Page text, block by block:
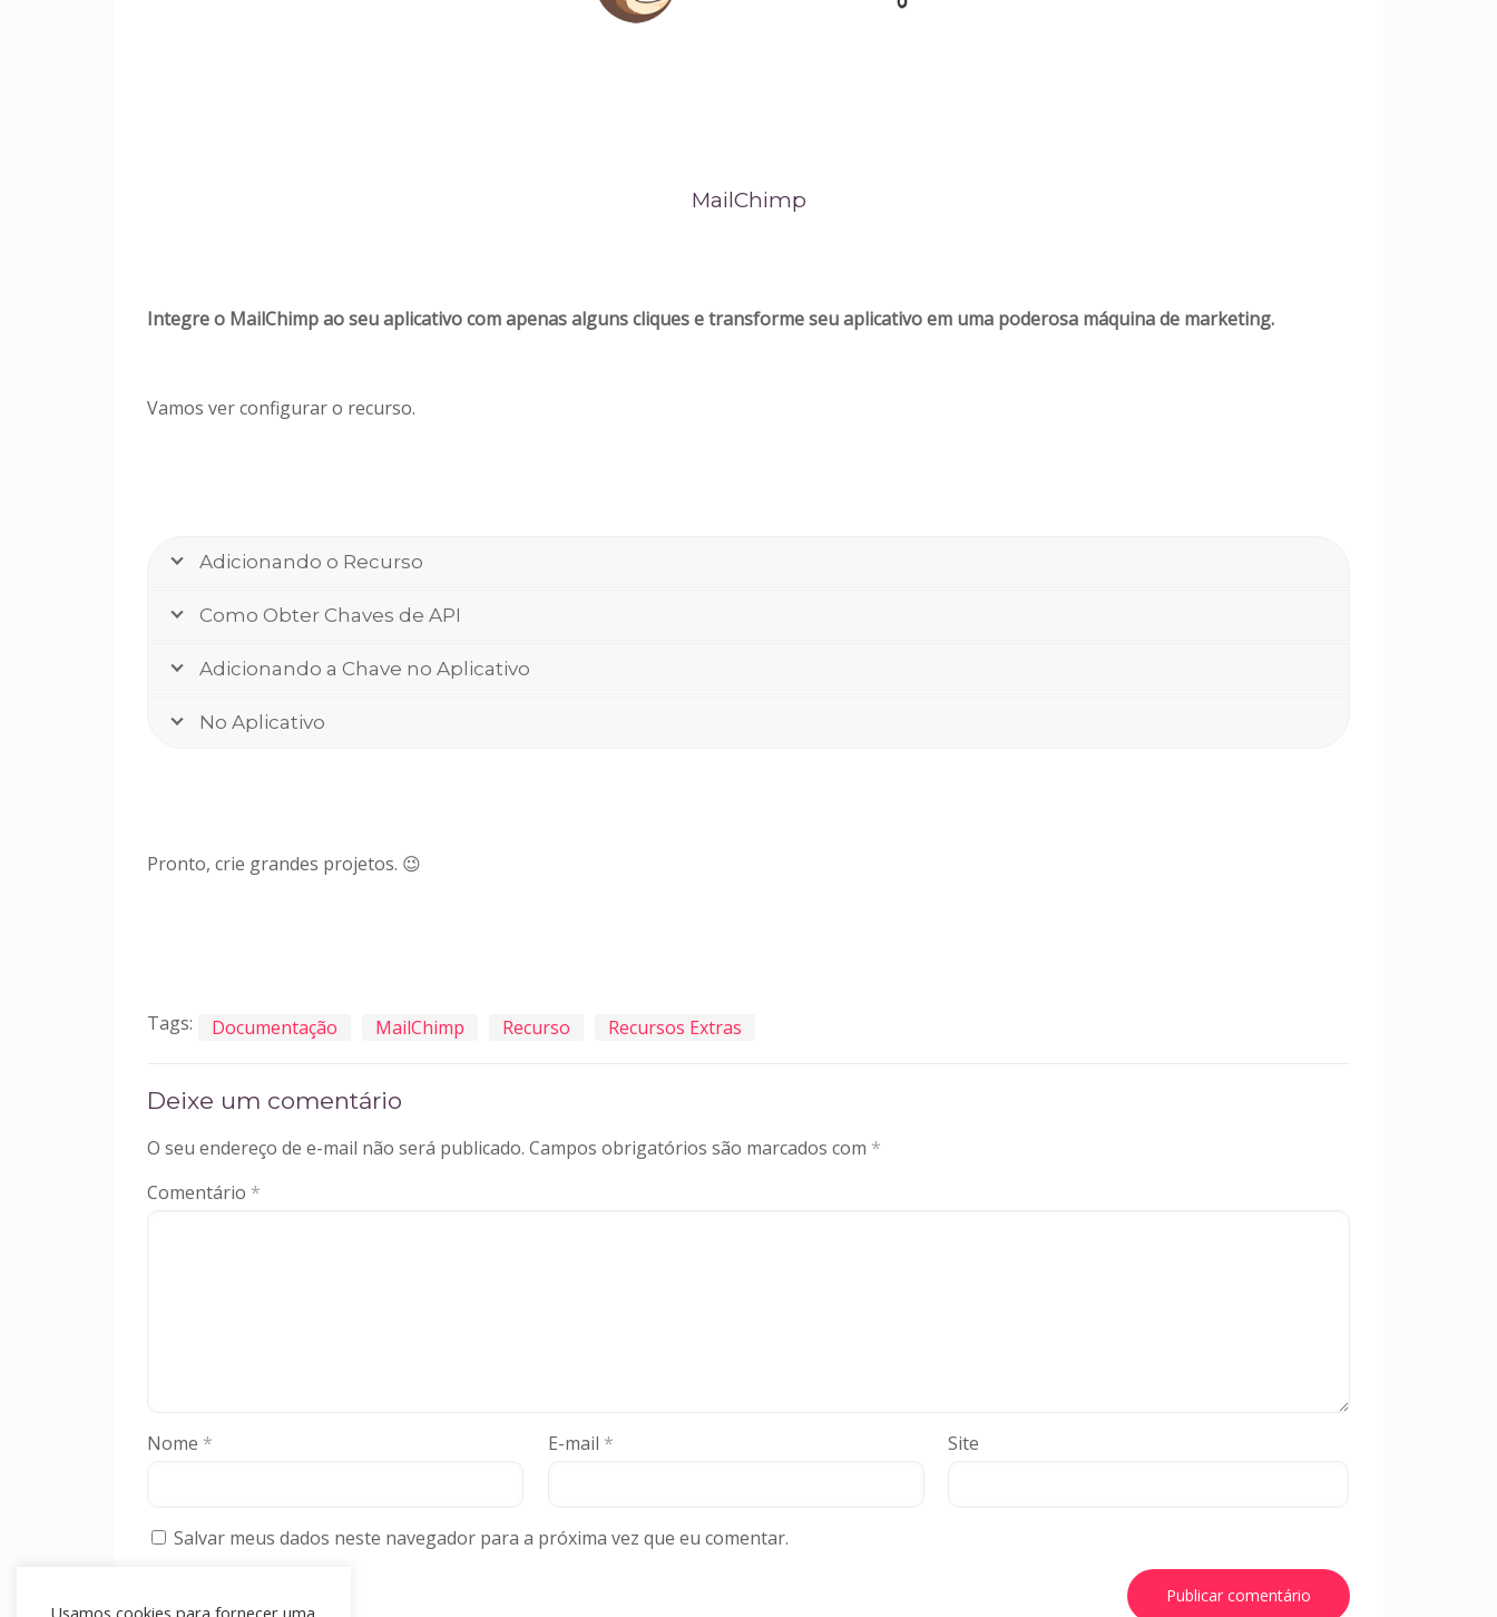
MailChimp
Integre o MailChimp ao seu aplicativo com apenas alguns cliques e transforme seu aplicativo em uma poderosa máquina de marketing.
Vamos ver configurar o recurso.
Adicionando o Recurso
Como Obter Chaves de API
Adicionando a Chave no Aplicativo
No Aplicativo
Pronto, crie grandes projetos. 😉
Tags: Documentação MailChimp Recurso Recursos Extras
Deixe um comentário
O seu endereço de e-mail não será publicado. Campos obrigatórios são marcados com *
Comentário *
Nome * E-mail * Site
Salvar meus dados neste navegador para a próxima vez que eu comentar.
Usamos cookies para fornecer uma